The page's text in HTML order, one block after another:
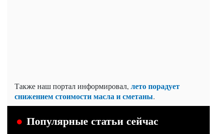
Также наш портал информировал, лето порадует
снижением стоимости масла и сметаны.
Популярные статьи сейчас